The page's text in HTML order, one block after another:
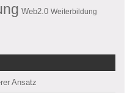
Web2.0 Weiterbildung
Ansatz